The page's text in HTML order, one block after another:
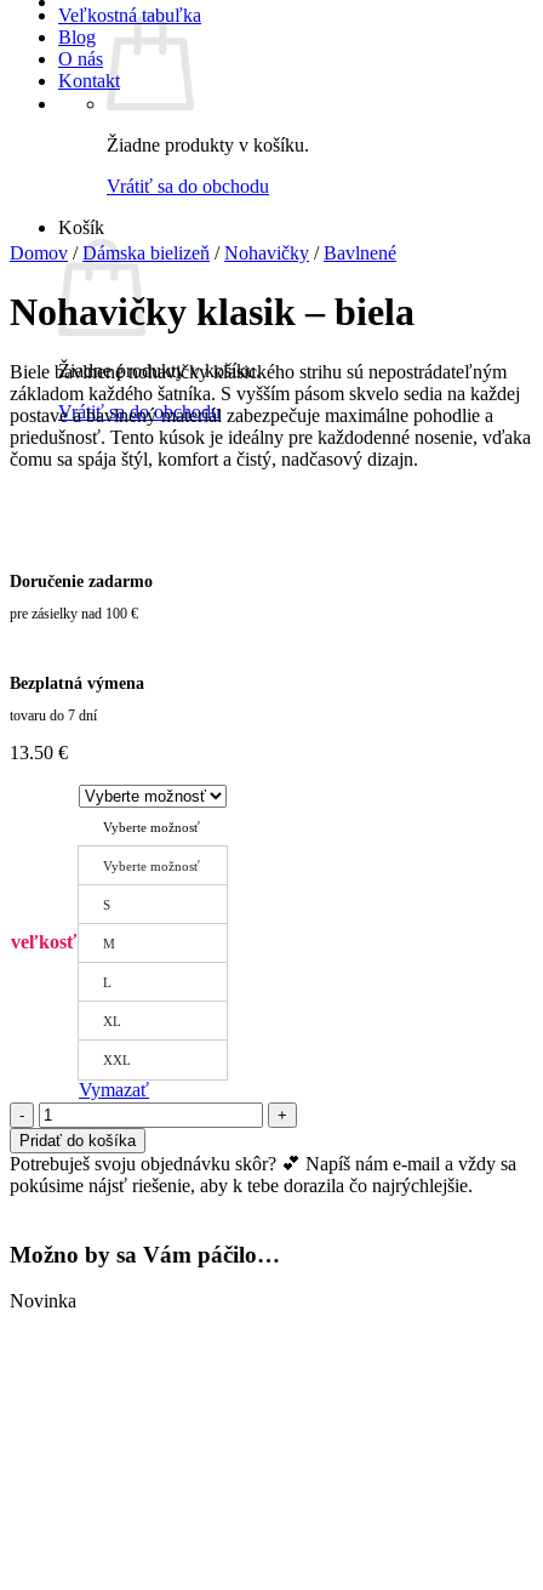
Žiadne produkty v košíku.
Vrátiť sa do obchodu
Košík
Žiadne produkty v košíku.
Vrátiť sa do obchodu
Veľkostná tabuľka
Blog
O nás
Kontakt
Domov / Dámska bielizeň / Nohavičky / Bavlnené
Nohavičky klasik – biela
Biele bavlnené nohavičky klasického strihu sú nepostrádateľným
základom každého šatníka. S vyšším pásom skvelo sedia na každej
postave a bavlnený materiál zabezpečuje maximálne pohodlie a
priedušnosť. Tento kúsok je ideálny pre každodenné nosenie, vďaka
čomu sa spája štýl, komfort a čistý, nadčasový dizajn.
Doručenie zadarmo
pre zásielky nad 100 €
Bezplatná výmena
tovaru do 7 dní
13.50 €
veľkosť
Vyberte možnosť
Vyberte možnosť
S
M
L
XL
XXL
Vymazať
množstvo
Nohavičky
klasik
-
biela
Pridať do košíka
Potrebuješ svoju objednávku skôr? 💕 Napíš nám e-mail a vždy sa
pokúsime nájsť riešenie, aby k tebe dorazila čo najrýchlejšie.
Možno by sa Vám páčilo…
Novinka